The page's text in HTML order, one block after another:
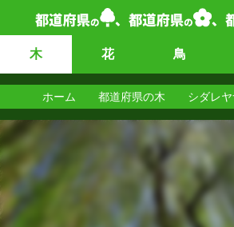
木 花 鳥
ホーム 都道府県の木 シダレ